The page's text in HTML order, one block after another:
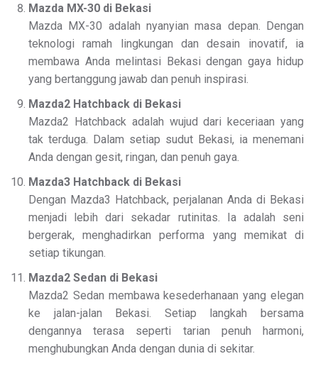
Mazda MX-30 di Bekasi
Mazda MX-30 adalah nyanyian masa depan. Dengan
teknologi ramah lingkungan dan desain inovatif, ia
membawa Anda melintasi Bekasi dengan gaya hidup
yang bertanggung jawab dan penuh inspirasi.
Mazda2 Hatchback di Bekasi
Mazda2 Hatchback adalah wujud dari keceriaan yang
tak terduga. Dalam setiap sudut Bekasi, ia menemani
Anda dengan gesit, ringan, dan penuh gaya.
Mazda3 Hatchback di Bekasi
Dengan Mazda3 Hatchback, perjalanan Anda di Bekasi
menjadi lebih dari sekadar rutinitas. Ia adalah seni
bergerak, menghadirkan performa yang memikat di
setiap tikungan.
Mazda2 Sedan di Bekasi
Mazda2 Sedan membawa kesederhanaan yang elegan
ke jalan-jalan Bekasi. Setiap langkah bersama
dengannya terasa seperti tarian penuh harmoni,
menghubungkan Anda dengan dunia di sekitar.